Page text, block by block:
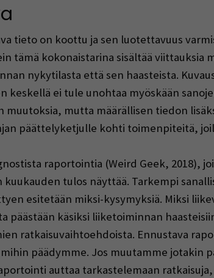
tieto on koottu ja sen luotettavuus
tämä kokonaistarina sisältää
nykytilasta että sen haasteista.
ei tule unohtaa myöskään
mutta määrällisen tiedon
päättelyketjulle kohti toimenpiteitä,
raportointia (Weird Geek, 2018),
tulos näyttää. Tarkempi
esitetään miksi-kysymyksiä. Miksi
päästään käsiksi liiketoiminnan
ratkaisuvaihtoehdoista. Ennustava
päädymme. Jos muutamme jotakin
auttaa tarkastelemaan